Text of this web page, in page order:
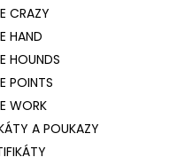
CRAZY
HAND
HOUNDS
POINTS
WORK
A POUKAZY